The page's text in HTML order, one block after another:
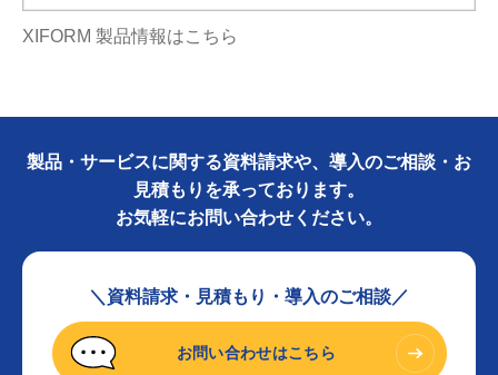
XIFORM 製品情報はこちら
製品・サービスに関する資料請求や、導入のご相談・お
見積もりを承っております。
お気軽にお問い合わせください。
＼資料請求・見積もり・導入のご相談／
お問い合わせはこちら